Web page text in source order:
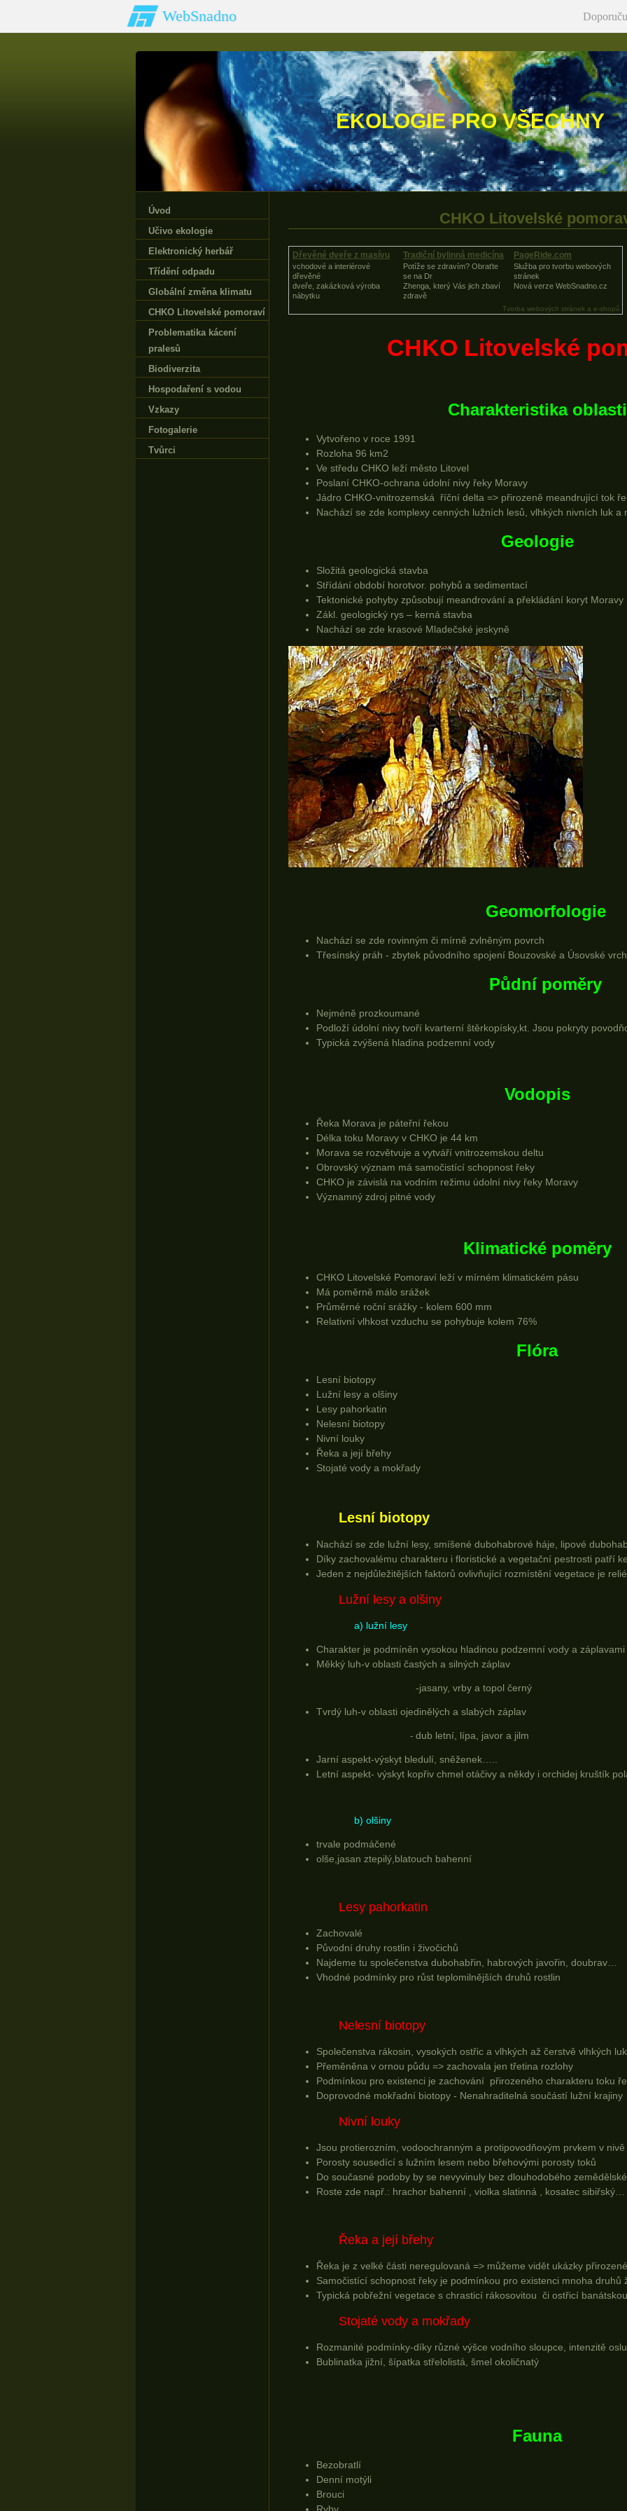
WebSnadno
EKOLOGIE PRO VŠECHNY
CHKO Litovelské
Dřevěné dveře z masívu
vchodové a interiérové
dřevěné
dveře, zakázková výroba
nábytku
Tradiční bylinná medicína
Potíže se zdravím? Obraťte
se na Dr
Zhenga, který Vás jich zbaví
zdravě
PageRide.com
Služba pro tvorbu webových
stránek
Nová verze WebSnadno.cz
Tvorba webových stránek a e-shopů
CHKO Litovelské
Charakteristika oblasti
Vytvořeno v roce 1991
Rozloha 96 km2
Ve středu CHKO leží město Litovel
Poslaní CHKO-ochrana údolní nivy řeky Moravy
Jádro CHKO-vnitrozemská říční delta => přirozeně meandrující tok
Nachází se zde komplexy cenných lužních lesů, vlhkých nivních luk a
Geologie
Složitá geologická stavba
Střídání období horotvor. pohybů a sedimentací
Tektonické pohyby způsobují meandrování a překládání koryt Moravy
Zákl. geologický rys – kerná stavba
Nachází se zde krasové Mladečské jeskyně
Geomorfologie
Nachází se zde rovinným či mírně zvlněným povrch
Třesínský práh - zbytek původního spojení Bouzovské a Úsovské
Půdní poměry
Nejméně prozkoumané
Podloží údolní nivy tvoří kvarterní štěrkopísky,kt. Jsou pokryty
Typická zvýšená hladina podzemní vody
Vodopis
Řeka Morava je páteřní řekou
Délka toku Moravy v CHKO je 44 km
Morava se rozvětvuje a vytváří vnitrozemskou deltu
Obrovský význam má samočistící schopnost řeky
CHKO je závislá na vodním režimu údolní nivy řeky Moravy
Významný zdroj pitné vody
Klimatické poměry
CHKO Litovelské Pomoraví leží v mírném klimatickém pásu
Má poměrně málo srážek
Průměrné roční srážky - kolem 600 mm
Relativní vlhkost vzduchu se pohybuje kolem 76%
Flóra
Lesní biotopy
Lužní lesy a olšiny
Lesy pahorkatin
Nelesní biotopy
Nivní louky
Řeka a její břehy
Stojaté vody a mokřady
Lesní biotopy
Nachází se zde lužní lesy, smíšené dubohabrové háje, lipové
Díky zachovalému charakteru i floristické a vegetační pestrosti patří
Jeden z nejdůležitějších faktorů ovlivňující rozmístění vegetace je
Lužní lesy a olšiny
a) lužní lesy
Charakter je podmíněn vysokou hladinou podzemní vody a záplavami
Měkký luh-v oblasti častých a silných záplav
-jasany, vrby a topol černý
Tvrdý luh-v oblasti ojedinělých a slabých záplav
- dub letní, lípa, javor a jilm
Jarní aspekt-výskyt bledulí, sněženek…..
Letní aspekt- výskyt kopřiv chmel otáčivy a někdy i orchidej kruštík
b) olšiny
trvale podmáčené
olše,jasan ztepilý,blatouch bahenní
Lesy pahorkatin
Zachovalé
Původní druhy rostlin i živočichů
Najdeme tu společenstva dubohabřin, habrových javořin, doubrav…
Vhodné podmínky pro růst teplomilnějších druhů rostlin
Nelesní biotopy
Společenstva rákosin, vysokých ostřic a vlhkých až čerstvě vlhkých luk
Přeměněna v ornou půdu => zachovala jen třetina rozlohy
Podmínkou pro existenci je zachování přirozeného charakteru toku
Doprovodné mokřadní biotopy - Nenahraditelná součástí lužní krajiny
Nivní louky
Jsou protierozním, vodoochranným a protipovodňovým prvkem v nivě
Porosty sousedící s lužním lesem nebo břehovými porosty toků
Do současné podoby by se nevyvinuly bez dlouhodobého
Roste zde např.: hrachor bahenní , violka slatinná , kosatec sibiřský…
Řeka a její břehy
Řeka je z velké části neregulovaná => můžeme vidět ukázky
Samočistící schopnost řeky je podmínkou pro existenci mnoha druhů
Typická pobřežní vegetace s chrasticí rákosovitou či ostřicí banátskou
Stojaté vody a mokřady
Rozmanité podmínky-díky různé výšce vodního sloupce, intenzitě
Bublinatka jižní, šípatka střelolistá, šmel okoličnatý
Fauna
Bezobratlí
Denní motýli
Brouci
Úvod
Učivo ekologie
Elektronický herbář
Třídění odpadu
Globální změna klimatu
CHKO Litovelské pomoraví
Problematika kácení
pralesů
Biodiverzita
Hospodaření s vodou
Vzkazy
Fotogalerie
Tvůrci